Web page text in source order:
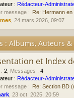
: Rédacteur-
message : Re: Hermann en
, 24 mars 2026, 09:07
: Albums, Auteurs &
et Index
: 2 Messages : 4
: Rédacteur-
message : Re: Section BD
, 23 oct. 2025, 20:59